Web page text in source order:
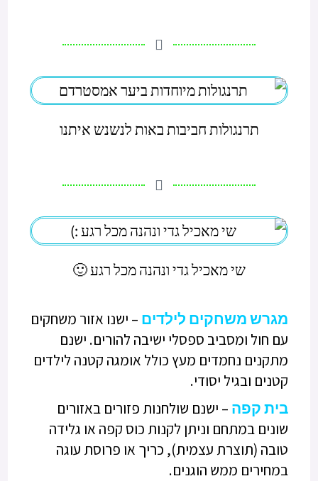
תרנגולות חביבות באות לנשנש איתנו
שי מאכיל גדי ונהנה מכל רגע 🙂
מגרש משחקים לילדים – ישנו אזור משחקים
עם חול ומסביב ספסלי ישיבה להורים. ישנם
מתקנים נחמדים מעץ כולל אומגה קטנה לילדים
קטנים ובגיל יסודי.
בית קפה – ישנם שולחנות פזורים באזורים
שונים במתחם וניתן לקנות כוס קפה או גלידה
טובה (תוצרת עצמית), כריך או פרוסת עוגה
במחירים ממש הוגנים.